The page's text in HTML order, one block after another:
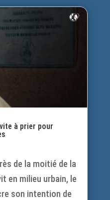
à prier pour
de la moitié de la
en milieu urbain, le
son intention de